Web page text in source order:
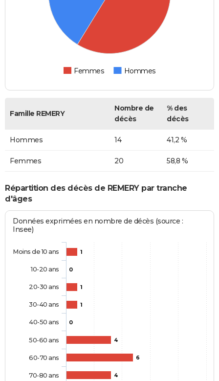
Femmes Hommes
Famille REMERY
Nombre de
décès
% des
décès
Hommes 14 41,2 %
Femmes 20 58,8 %
Répartition des décès de REMERY par tranche
d'âges
Données exprimées en nombre de décès (source :
Insee)
1
0
1
1
0
4
6
4
Moins de 10 ans
10-20 ans
20-30 ans
30-40 ans
40-50 ans
50-60 ans
60-70 ans
70-80 ans